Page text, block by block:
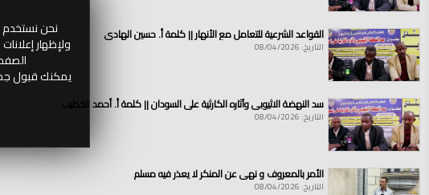
نحن نستخدم
ولإظهار
يمكنك قبول
القواعد الشرعية للتعامل مع الأنهار || كلمة أ. حسين الهادي
التاريخ: 08/04/2026
سد النهضة الاثيوبي وآثاره الكارثية على السودان || كلمة أ. أحمد الخطيب
التاريخ: 08/04/2026
الأمر بالمعروف و نهي عن المنكر لا يعذر فيه مسلم
التاريخ: 08/04/2026